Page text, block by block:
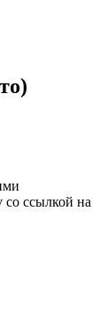
ссылкой на